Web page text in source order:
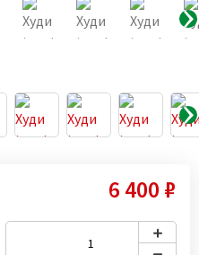
6 400 ₽